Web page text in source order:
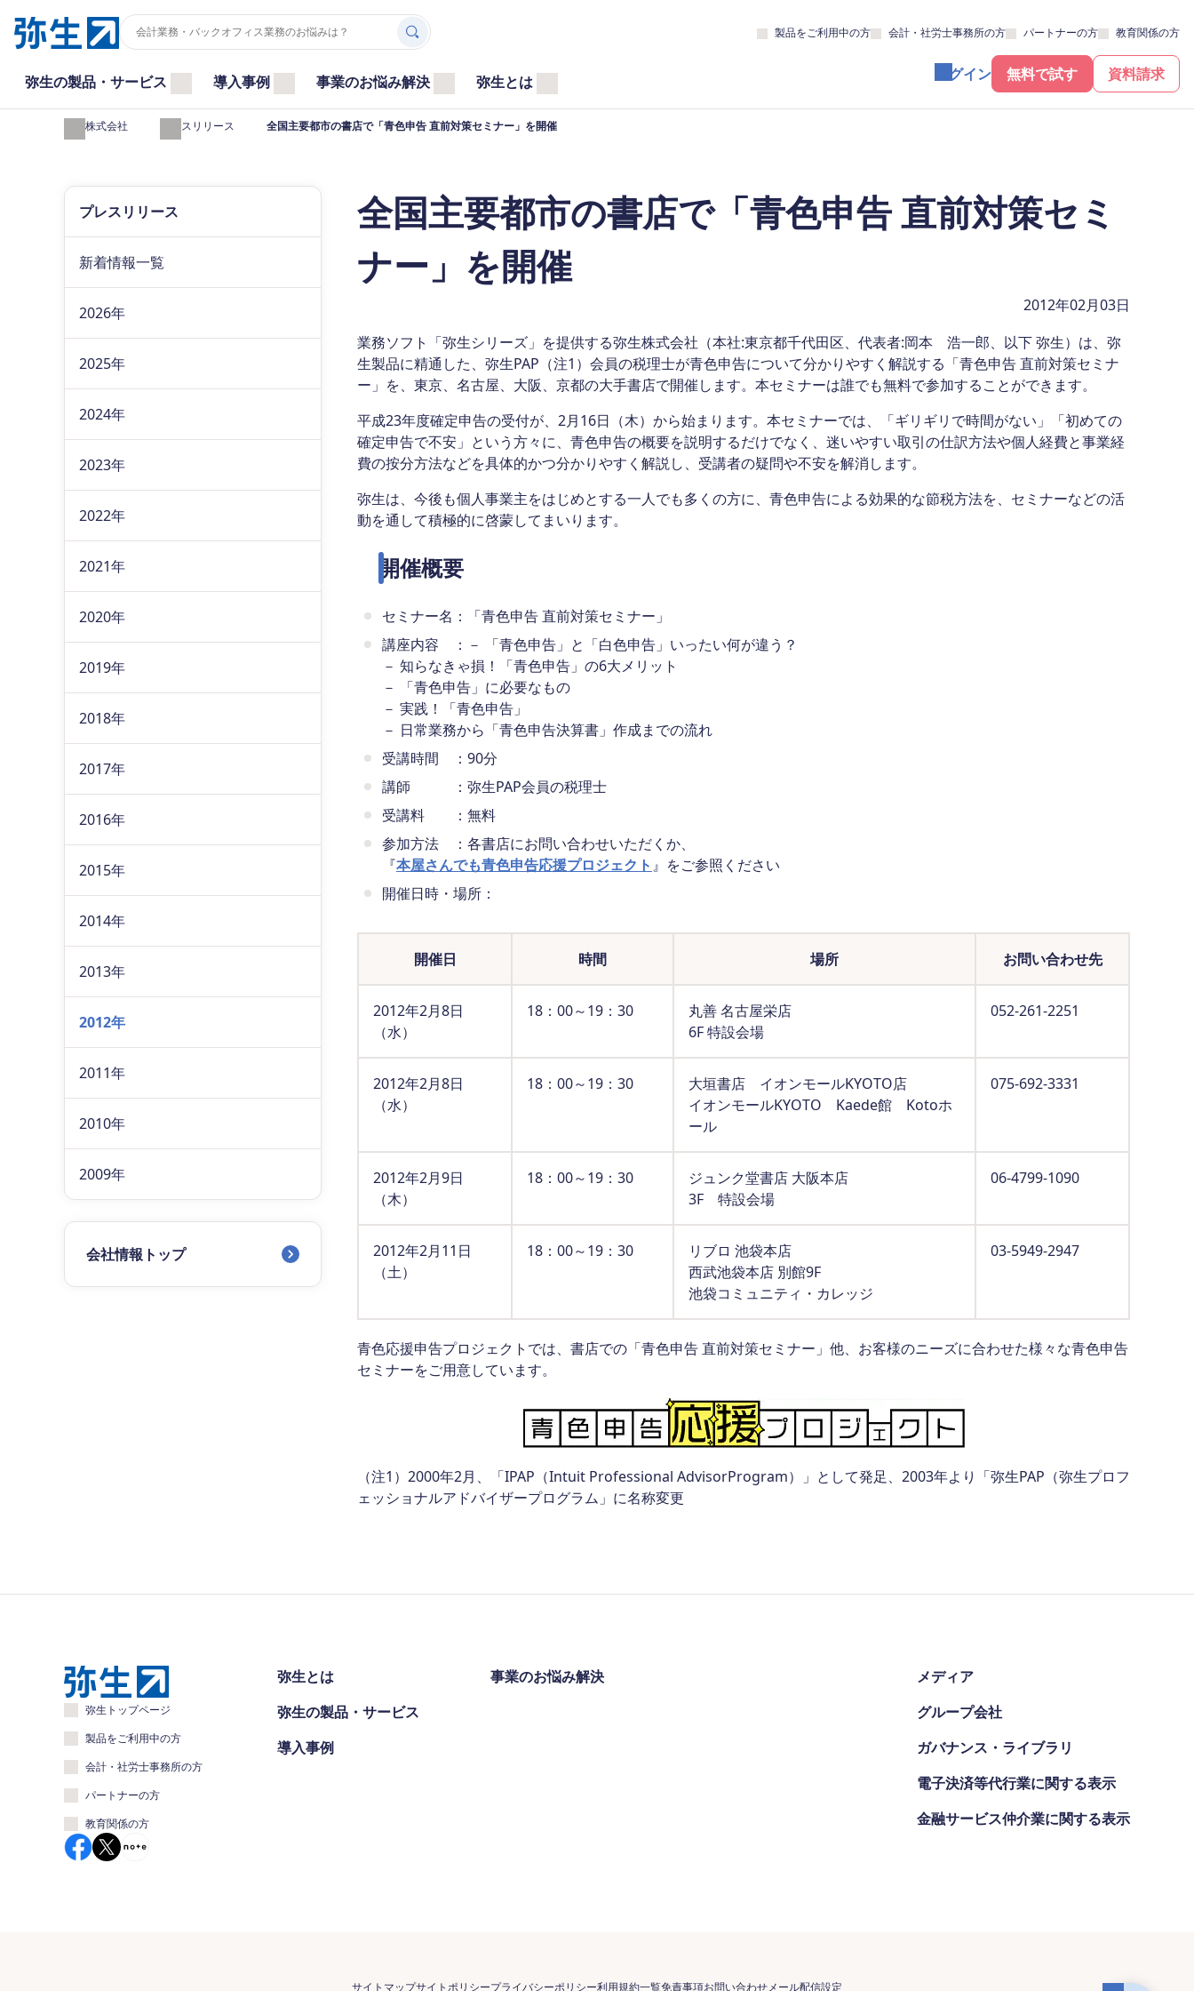
製品をご利用中の方 会計・社労士事務所の方 パートナーの方 教育関係の方
弥生の製品・サービス 導入事例 事業のお悩み解決 弥生とは 無料で試す 資料請求
ログイン
弥生株式会社 プレスリリース 全国主要都市の書店で「青色申告 直前対策セミナー」を開催
全国主要都市の書店で「青色申告 直前対策セミ
ナー」を開催
2012年02月03日
業務ソフト「弥生シリーズ」を提供する弥生株式会社（本社:東京都千代田区、代表者:岡本 浩一郎、以下 弥生）は、弥
生製品に精通した、弥生PAP（注1）会員の税理士が青色申告について分かりやすく解説する「青色申告 直前対策セミナ
ー」を、東京、名古屋、大阪、京都の大手書店で開催します。本セミナーは誰でも無料で参加することができます。
平成23年度確定申告の受付が、2月16日（木）から始まります。本セミナーでは、「ギリギリで時間がない」「初めての
確定申告で不安」という方々に、青色申告の概要を説明するだけでなく、迷いやすい取引の仕訳方法や個人経費と事業経
費の按分方法などを具体的かつ分かりやすく解説し、受講者の疑問や不安を解消します。
弥生は、今後も個人事業主をはじめとする一人でも多くの方に、青色申告による効果的な節税方法を、セミナーなどの活
動を通して積極的に啓蒙してまいります。
開催概要
セミナー名：「青色申告 直前対策セミナー」
講座内容 ：－ 「青色申告」と「白色申告」いったい何が違う？
－ 知らなきゃ損！「青色申告」の6大メリット
－ 「青色申告」に必要なもの
－ 実践！「青色申告」
－ 日常業務から「青色申告決算書」作成までの流れ
受講時間 ：90分
講師 ：弥生PAP会員の税理士
受講料 ：無料
参加方法 ：各書店にお問い合わせいただくか、
『本屋さんでも青色申告応援プロジェクト 』をご参照ください
開催日時・場所：
開催日 時間 場所 お問い合わせ先
2012年2月8日
（水）
18：00～19：30
丸善 名古屋栄店
6F 特設会場
052-261-2251
2012年2月8日
（水）
18：00～19：30
大垣書店 イオンモールKYOTO店
イオンモールKYOTO Kaede館 Kotoホ
ール
075-692-3331
2012年2月9日
（木）
18：00～19：30
ジュンク堂書店 大阪本店
3F 特設会場
06-4799-1090
2012年2月11日
（土）
18：00～19：30
リブロ 池袋本店
西武池袋本店 別館9F
池袋コミュニティ・カレッジ
03-5949-2947
青色応援申告プロジェクトでは、書店での「青色申告 直前対策セミナー」他、お客様のニーズに合わせた様々な青色申告
セミナーをご用意しています。
（注1）2000年2月、「IPAP（Intuit Professional AdvisorProgram）」として発足、2003年より「弥生PAP（弥生プロフ
ェッショナルアドバイザープログラム」に名称変更
プレスリリース
新着情報一覧
2026年
2025年
2024年
2023年
2022年
2021年
2020年
2019年
2018年
2017年
2016年
2015年
2014年
2013年
2012年
2011年
2010年
2009年
会社情報トップ
弥生トップページ
製品をご利用中の方
会計・社労士事務所の方
パートナーの方
教育関係の方
弥生とは
弥生の製品・サービス
導入事例
事業のお悩み解決
メディア
グループ会社
ガバナンス・ライブラリ
電子決済等代行業に関する表示
金融サービス仲介業に関する表示
サイトマップサイトポリシープライバシーポリシー利用規約一覧免責事項お問い合わせメール配信設定